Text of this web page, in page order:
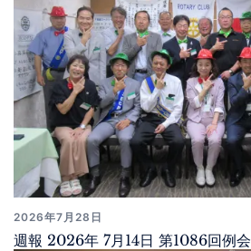
2026年7月28日
週報 2026年 7月14日 第1086回例会